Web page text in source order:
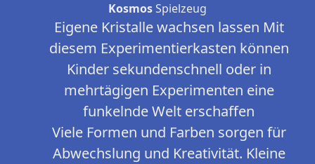
KosmosSpielzeug
Eigene Kristalle wachsen lassen Mit
diesem Experimentierkasten können
Kinder sekundenschnell oder in
mehrtägigen Experimenten eine
funkelnde Welt erschaffen
Viele Formen und Farben sorgen für
Abwechslung und Kreativität. Kleine